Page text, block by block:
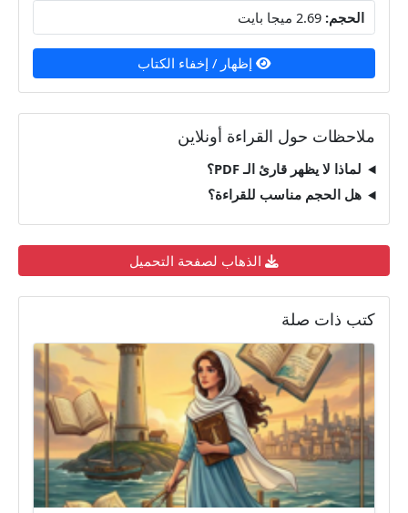
الحجم:
إظهار / إخفاء الكتاب
ملاحظات حول القراءة أونلاين
لماذا لا يظهر قارئ الـ PDF؟
هل الحجم مناسب للقراءة؟
الذهاب لصفحة التحميل
كتب ذات صلة